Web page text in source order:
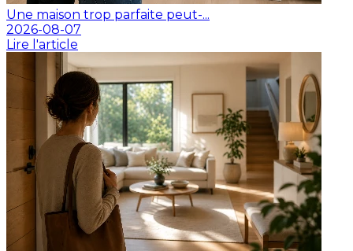
Une maison trop parfaite peut-...
2026-08-07
Lire l'article